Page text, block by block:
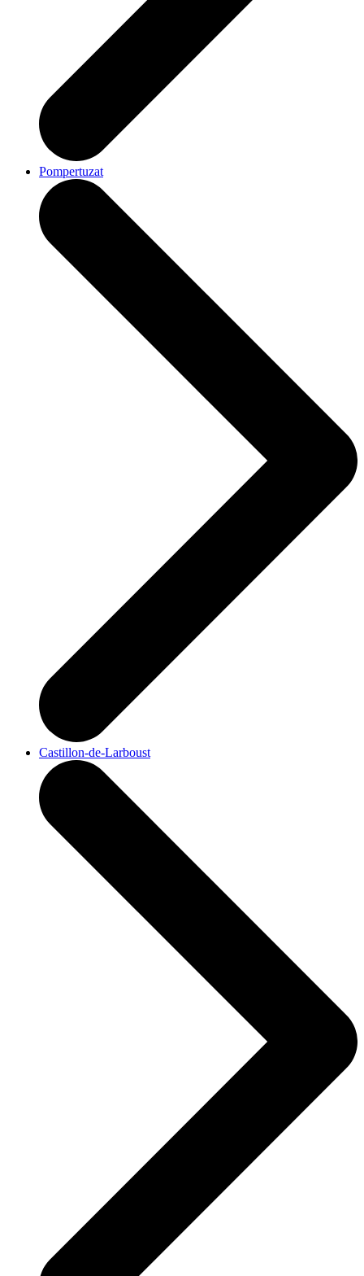
Pompertuzat
Castillon-de-Larboust